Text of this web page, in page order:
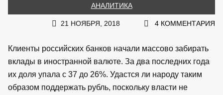
АНАЛИТИКА
21 НОЯБРЯ, 2018 4 КОММЕНТАРИЯ
Клиенты российских банков начали массово забирать
вклады в иностранной валюте. За два последних года
их доля упала с 37 до 26%. Удастся ли народу таким
образом поддержать рубль, поскольку власти не